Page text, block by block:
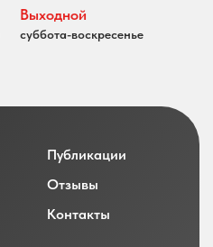
Выходной
суббота-воскресенье
Публикации
Отзывы
Контакты